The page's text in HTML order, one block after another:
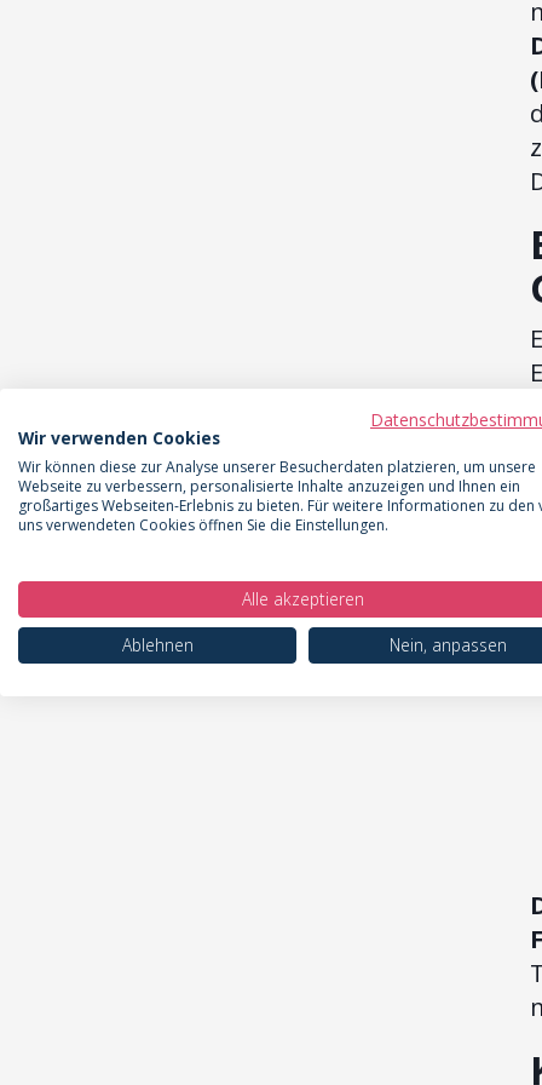
Wir verwenden Cookies
Wir können diese zur Analyse unserer Besucherdaten platzieren, um unsere
Webseite zu verbessern, personalisierte Inhalte anzuzeigen und Ihnen ein
großartiges Webseiten-Erlebnis zu bieten. Für weitere Informationen zu den
uns verwendeten Cookies öffnen Sie die Einstellungen.
Alle akzeptieren
Ablehnen
Nein, anpassen